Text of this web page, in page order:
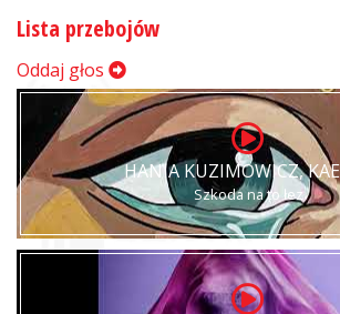
Lista przebojów
Oddaj głos
HANIA KUZIMOWICZ,
Szkoda na to łez